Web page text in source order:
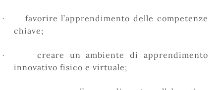
· favorire l’apprendimento delle competenze
chiave;
· creare un ambiente di apprendimento
innovativo fisico e virtuale;